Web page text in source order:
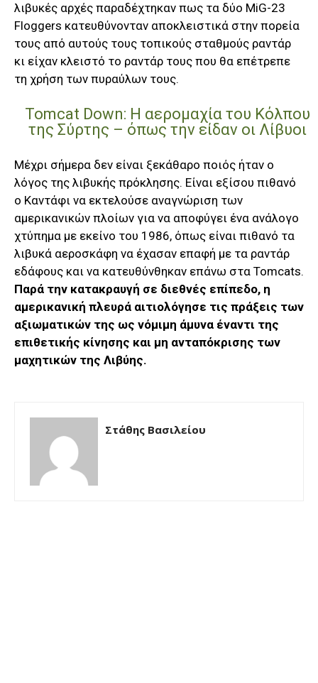
λιβυκές αρχές παραδέχτηκαν πως τα δύο MiG-23
Floggers κατευθύνονταν αποκλειστικά στην πορεία
τους από αυτούς τους τοπικούς σταθμούς ραντάρ
κι είχαν κλειστό το ραντάρ τους που θα επέτρεπε
τη χρήση των πυραύλων τους.
Tomcat Down: Η αερομαχία του Κόλπου
της Σύρτης – όπως την είδαν οι Λίβυοι
Μέχρι σήμερα δεν είναι ξεκάθαρο ποιός ήταν ο
λόγος της λιβυκής πρόκλησης. Είναι εξίσου πιθανό
ο Καντάφι να εκτελούσε αναγνώριση των
αμερικανικών πλοίων για να αποφύγει ένα ανάλογο
χτύπημα με εκείνο του 1986, όπως είναι πιθανό τα
λιβυκά αεροσκάφη να έχασαν επαφή με τα ραντάρ
εδάφους και να κατευθύνθηκαν επάνω στα Tomcats.
Παρά την κατακραυγή σε διεθνές επίπεδο, η
αμερικανική πλευρά αιτιολόγησε τις πράξεις των
αξιωματικών της ως νόμιμη άμυνα έναντι της
επιθετικής κίνησης και μη ανταπόκρισης των
μαχητικών της Λιβύης.
Στάθης Βασιλείου